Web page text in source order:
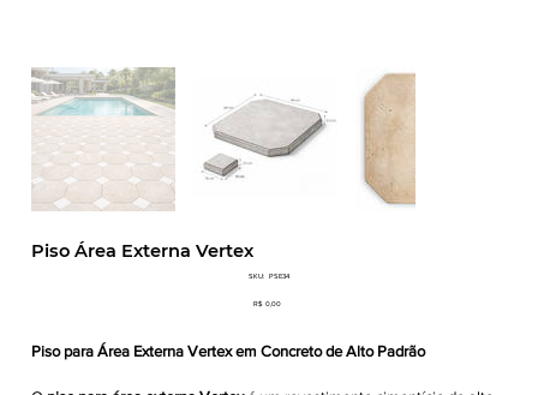
Piso Área Externa Vertex
SKU:
SKU
PSE34
Preço
R$ 0,00
Piso para Área Externa Vertex em Concreto de Alto Padrão